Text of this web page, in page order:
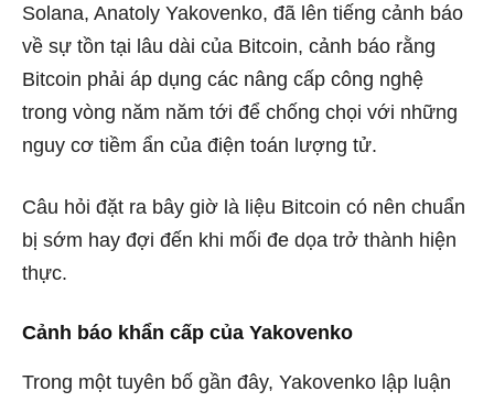
Solana, Anatoly Yakovenko, đã lên tiếng cảnh báo
về sự tồn tại lâu dài của Bitcoin, cảnh báo rằng
Bitcoin phải áp dụng các nâng cấp công nghệ
trong vòng năm năm tới để chống chọi với những
nguy cơ tiềm ẩn của điện toán lượng tử.
Câu hỏi đặt ra bây giờ là liệu Bitcoin có nên chuẩn
bị sớm hay đợi đến khi mối đe dọa trở thành hiện
thực.
Cảnh báo khẩn cấp của Yakovenko
Trong một tuyên bố gần đây, Yakovenko lập luận